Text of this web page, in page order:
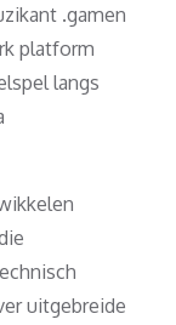
.gamen
platform
langs
uitgebreide